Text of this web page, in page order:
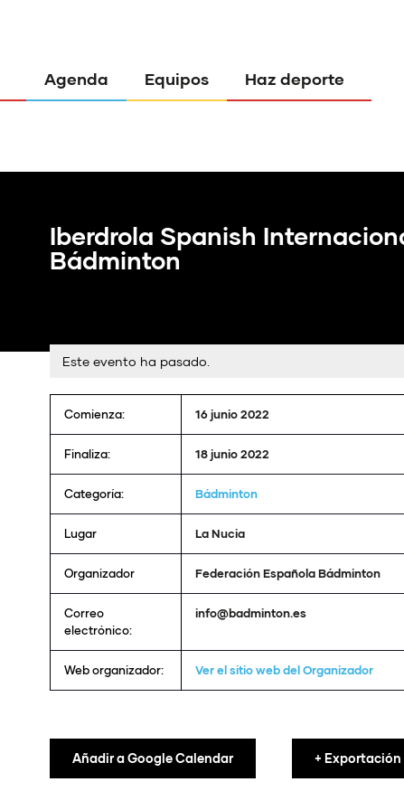
Agenda Equipos Haz deporte
Iberdrola Spanish
Bádminton
Este evento ha pasado.
Comienza: 16 junio 2022
Finaliza: 18 junio 2022
Categoría: Bádminton
Lugar La Nucia
Organizador Federación Española Bádminton
Correo
electrónico:
info@badminton.es
Web organizador: Ver el sitio web del Organizador
Añadir a Google Calendar + Exportación